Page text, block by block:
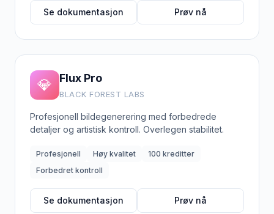
Se dokumentasjon Prøv nå
💎 Flux Pro
BLACK FOREST LABS
Profesjonell bildegenerering med forbedrede
detaljer og artistisk kontroll. Overlegen stabilitet.
Profesjonell Høy kvalitet
100 kreditter
Forbedret kontroll
Se dokumentasjon Prøv nå